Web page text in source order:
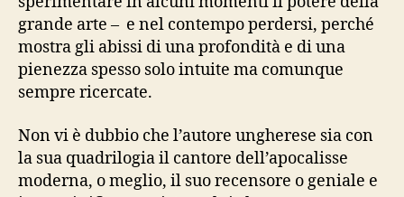
grande arte – e nel contempo perdersi, perché
mostra gli abissi di una profondità e di una
pienezza spesso solo intuite ma comunque
sempre ricercate.
Non vi è dubbio che l’autore ungherese sia con
la sua quadrilogia il cantore dell’apocalisse
moderna, o meglio, il suo recensore o geniale e